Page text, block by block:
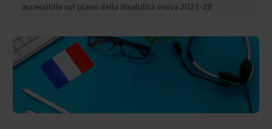
accessibile sul piano della disabilità visiva 2021-22